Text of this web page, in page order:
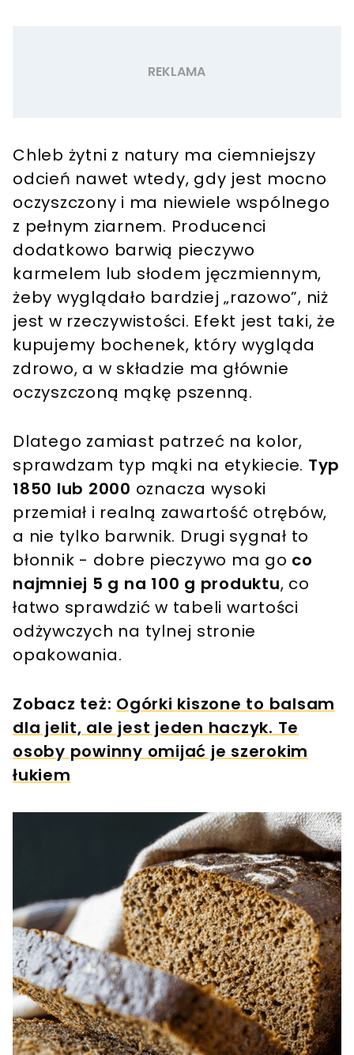
Chleb żytni z natury ma ciemniejszy
odcień nawet wtedy, gdy jest mocno
oczyszczony i ma niewiele wspólnego
z pełnym ziarnem. Producenci
dodatkowo barwią pieczywo
karmelem lub słodem jęczmiennym,
żeby wyglądało bardziej „razowo”, niż
jest w rzeczywistości. Efekt jest taki, że
kupujemy bochenek, który wygląda
zdrowo, a w składzie ma głównie
oczyszczoną mąkę pszenną.
Dlatego zamiast patrzeć na kolor,
sprawdzam typ mąki na etykiecie. Typ
1850 lub 2000 oznacza wysoki
przemiał i realną zawartość otrębów,
a nie tylko barwnik. Drugi sygnał to
błonnik - dobre pieczywo ma go co
najmniej 5 g na 100 g produktu, co
łatwo sprawdzić w tabeli wartości
odżywczych na tylnej stronie
opakowania.
Zobacz też: Ogórki kiszone to balsam
dla jelit, ale jest jeden haczyk. Te
osoby powinny omijać je szerokim
łukiem